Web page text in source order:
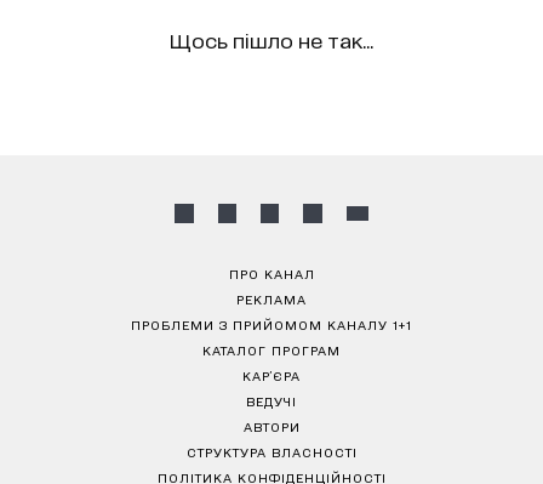
Щось пішло не так...
ПРО КАНАЛ
РЕКЛАМА
ПРОБЛЕМИ З ПРИЙОМОМ КАНАЛУ 1+1
КАТАЛОГ ПРОГРАМ
КАР’ЄРА
ВЕДУЧІ
АВТОРИ
СТРУКТУРА ВЛАСНОСТІ
ПОЛІТИКА КОНФІДЕНЦІЙНОСТІ